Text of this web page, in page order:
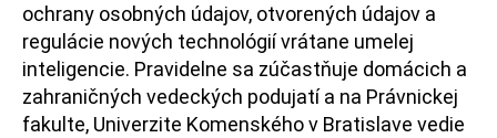
ochrany osobných údajov, otvorených údajov a
regulácie nových technológií vrátane umelej
inteligencie. Pravidelne sa zúčastňuje domácich a
zahraničných vedeckých podujatí a na Právnickej
fakulte, Univerzite Komenského v Bratislave vedie